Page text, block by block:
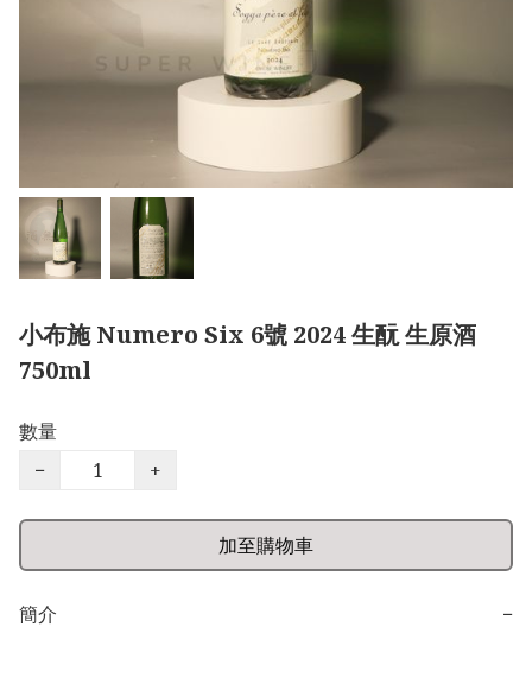
小布施 Numero Six 6號 2024 生酛 生原酒
750ml
數量
−
+
加至購物車
簡介 −